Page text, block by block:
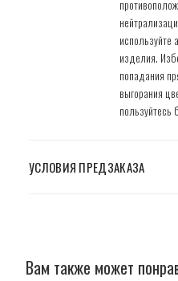
используйте
изделия.
попадания
выгорания
пользуйтесь
УСЛОВИЯ ПРЕДЗАКАЗА
Вам также может